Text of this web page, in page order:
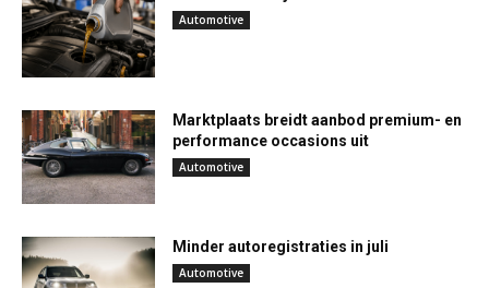
Automotive
Marktplaats breidt aanbod premium- en
performance occasions uit
Automotive
Minder autoregistraties in juli
Automotive